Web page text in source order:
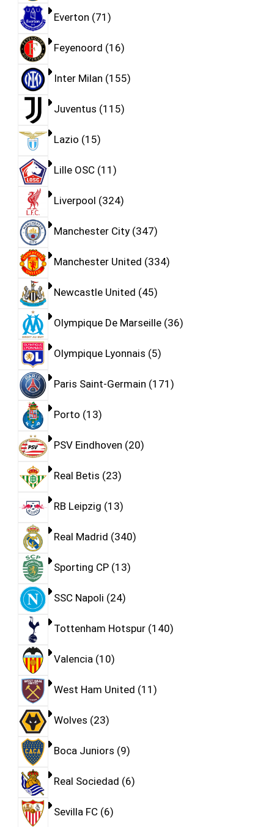
Everton 71
Feyenoord 16
Inter Milan 155
Juventus 115
Lazio 15
Lille OSC 11
Liverpool 324
Manchester City 347
Manchester United 334
Newcastle United 45
Olympique De Marseille 36
Olympique Lyonnais 5
Paris Saint-Germain 171
Porto 13
PSV Eindhoven 20
Real Betis 23
RB Leipzig 13
Real Madrid 340
Sporting CP 13
SSC Napoli 24
Tottenham Hotspur 140
Valencia 10
West Ham United 11
Wolves 23
Boca Juniors 9
Real Sociedad 6
Sevilla FC 6